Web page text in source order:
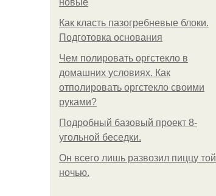
новые
Как класть пазогребневые блоки.
Подготовка основания
Чем полировать оргстекло в
домашних условиях. Как
отполировать оргстекло своими
руками?
Подробный базовый проект 8-
угольной беседки.
Он всего лишь развозил пиццу той
ночью.